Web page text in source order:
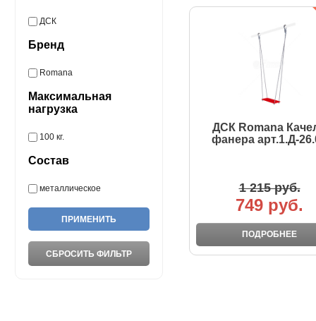
ДСК
Бренд
Romana
Максимальная
нагрузка
100 кг.
Состав
металлическое
ДСК Romana
фанера арт.1.Д-
1 215 руб.
749 руб.
ПОДРОБНЕЕ